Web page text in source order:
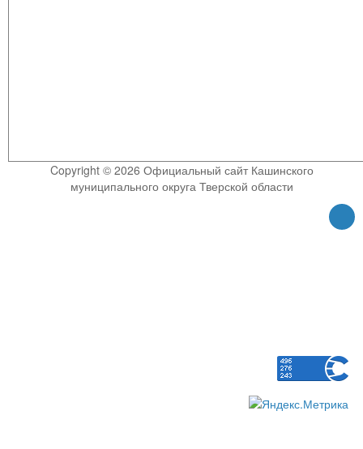
Copyright © 2026 Официальный сайт Кашинского
муниципального округа Тверской области